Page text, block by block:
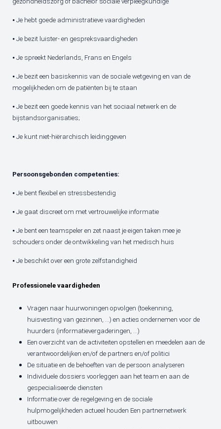
⦁ Je hebt goede administratieve vaardigheden
⦁ Je bezit luister- en gespreksvaardigheden
⦁ Je spreekt Nederlands, Frans en Engels
⦁ Je bezit een basiskennis van de sociale wetgeving en van de
mogelijkheden om de patiënten bij te staan
⦁ Je bezit een goede kennis van het sociaal netwerk en de
bijstandsorganisaties;
⦁ Je kunt niet-hiërarchisch leidinggeven
Persoonsgebonden competenties:
⦁ Je bent flexibel en stressbestendig
⦁ Je gaat discreet om met vertrouwelijke informatie
⦁ Je bent een teamspeler en zet naast je eigen taken mee je
schouders onder de ontwikkeling van het medisch huis
⦁ Je beschikt over een grote zelfstandigheid
Professionele vaardigheden
Vragen naar huurwoningen opvolgen (toekenning,
huisvesting van gezinnen, ...) en acties ondernemen voor de
huurders (informatievergaderingen, ...)
Een overzicht van de activiteiten opstellen en meedelen aan de
verantwoordelijken en/of de partners en/of politici
De situatie en de behoeften van de persoon analyseren
Individuele dossiers voorleggen aan het team en aan de
gespecialiseerde diensten
Informatie over de regelgeving en de sociale
hulpmogelijkheden actueel houden Een partnernetwerk
uitbouwen